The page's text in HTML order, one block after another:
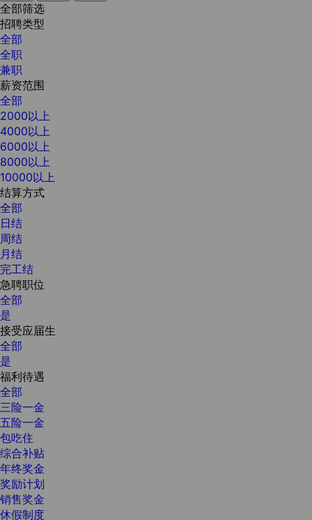
全部筛选
招聘类型
全部
全职
兼职
薪资范围
全部
2000以上
4000以上
6000以上
8000以上
10000以上
结算方式
全部
日结
周结
月结
完工结
急聘职位
全部
是
接受应届生
全部
是
福利待遇
全部
三险一金
五险一金
包吃住
综合补贴
年终奖金
奖励计划
销售奖金
休假制度